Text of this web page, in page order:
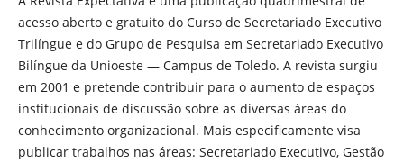
acesso aberto e gratuito do Curso de Secretariado Executivo
Trilíngue e do Grupo de Pesquisa em Secretariado Executivo
Bilíngue da Unioeste — Campus de Toledo. A revista surgiu
em 2001 e pretende contribuir para o aumento de espaços
institucionais de discussão sobre as diversas áreas do
conhecimento organizacional. Mais especificamente visa
publicar trabalhos nas áreas: Secretariado Executivo, Gestão